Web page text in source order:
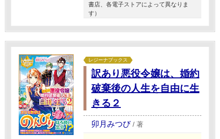
書店、各電子ストアによって異なりま
す）
レジーナブックス
訳あり悪役令嬢は、婚約
破棄後の人生を自由に生
きる２
卯月みつび / 著